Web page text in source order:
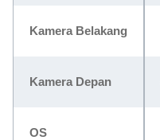
Kamera Belakang
Kamera Depan
OS